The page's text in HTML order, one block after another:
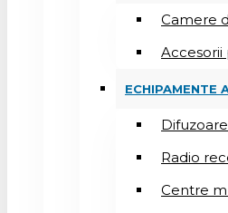
Camere
ECHIPAMENTE
Radio
Centre